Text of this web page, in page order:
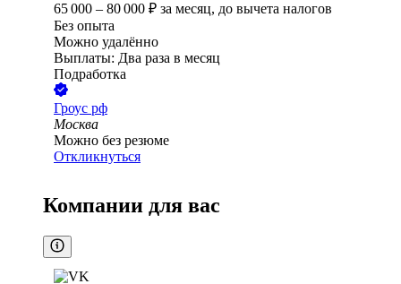
65 000 – 80 000 ₽ за месяц, до вычета налогов
Без опыта
Можно удалённо
Выплаты: Два раза в месяц
Подработка
Гроус рф
Москва
Можно без резюме
Откликнуться
Компании для вас